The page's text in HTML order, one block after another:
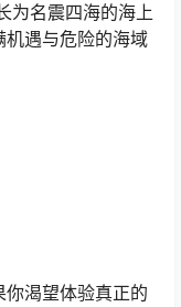
为名震四海的海上
机遇与危险的海域
渴望体验真正的